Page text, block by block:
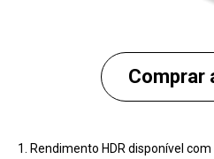
Comprar
1. Rendimento HDR disponível